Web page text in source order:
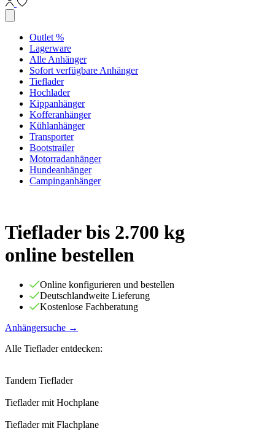
Outlet %
Lagerware
Alle Anhänger
Sofort verfügbare Anhänger
Tieflader
Hochlader
Kippanhänger
Kofferanhänger
Kühlanhänger
Transporter
Bootstrailer
Motorradanhänger
Hundeanhänger
Campinganhänger
Tieflader bis 2.700 kg
online bestellen
Online konfigurieren und bestellen
Deutschlandweite Lieferung
Kostenlose Fachberatung
Anhängersuche →
Alle Tieflader entdecken:
Tandem Tieflader
Tieflader mit Hochplane
Tieflader mit Flachplane